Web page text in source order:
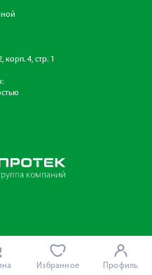
корп. 4, стр. 1
Избранное Профиль